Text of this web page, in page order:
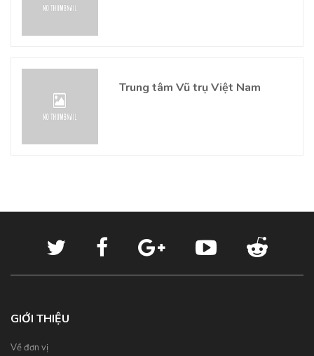
Trung tâm Vũ trụ Việt Nam
GIỚI THIỆU
Về đơn vị